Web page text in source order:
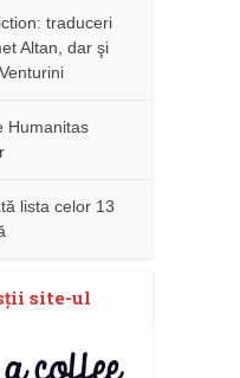
traduceri
Altan, dar şi
Humanitas
lista celor 13
site-ul